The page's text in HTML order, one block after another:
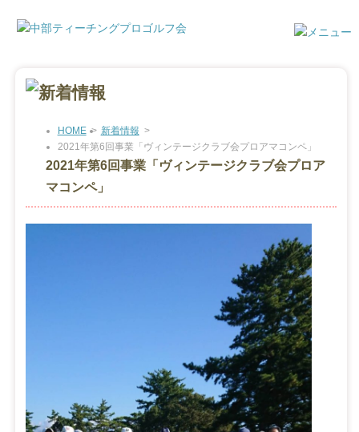
HOME> 新着情報 >
2021年第6回事業「ヴィンテージクラブ会プロアマコンペ」
2021年第6回事業「ヴィンテージクラブ会プロア
マコンペ」